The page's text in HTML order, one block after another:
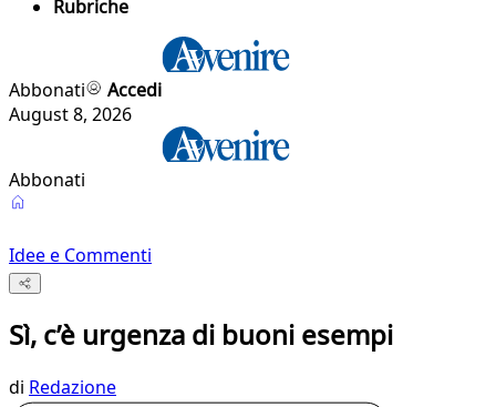
Rubriche
Abbonati
Accedi
August 8, 2026
Abbonati
Idee e Commenti
Sì, c’è urgenza di buoni esempi
di Redazione